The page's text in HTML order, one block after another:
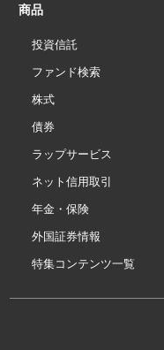
商品
投資信託
ファンド検索
株式
債券
ラップサービス
ネット信用取引
年金・保険
外国証券情報
特集コンテンツ一覧